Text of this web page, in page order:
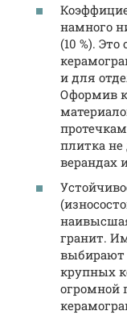
намного
(10 %).
и для
Оформив
плитка
верандах
гранит.
выбирают
крупных
огромной